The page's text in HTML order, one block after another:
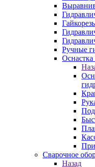
Ручные
Сварочное
Назад